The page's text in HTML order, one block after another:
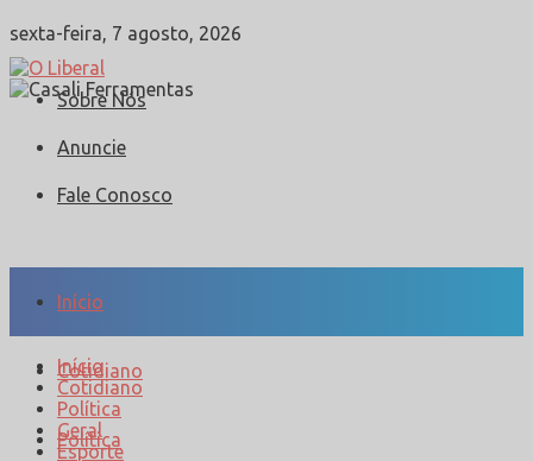
sexta-feira, 7 agosto, 2026
Sobre Nós
Anuncie
Fale Conosco
Início
Cotidiano
Política
Início
Cotidiano
Política
Geral
Esporte